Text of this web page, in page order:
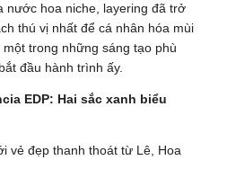
nước hoa niche, layering đã trở
thú vị nhất để cá nhân hóa mùi
trong những sáng tạo phù
đầu hành trình ấy.
EDP: Hai sắc xanh biểu
vẻ đẹp thanh thoát từ Lê, Hoa